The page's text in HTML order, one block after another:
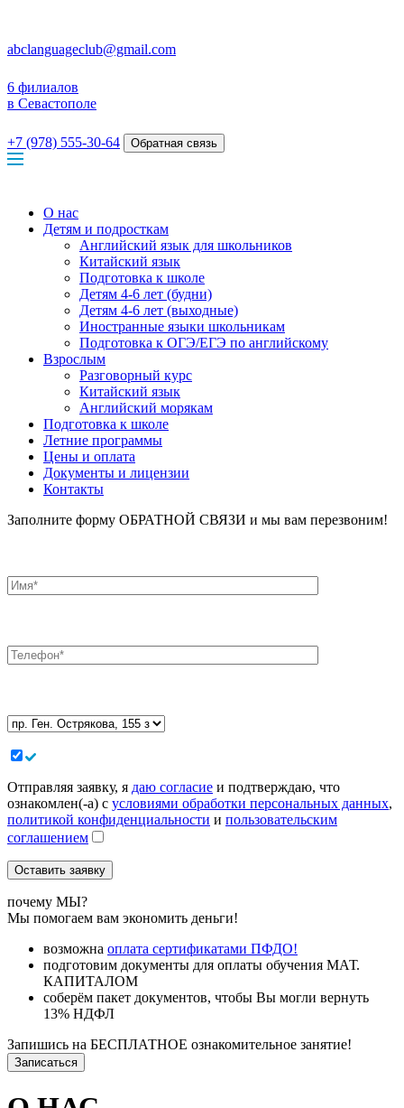
abclanguageclub@gmail.com
6 филиалов
в Севастополе
+7 (978) 555-30-64 Обратная связь
О нас
Детям и подросткам
Английский язык для школьников
Китайский язык
Подготовка к школе
Детям 4-6 лет (будни)
Детям 4-6 лет (выходные)
Иностранные языки школьникам
Подготовка к ОГЭ/ЕГЭ по английскому
Взрослым
Разговорный курс
Китайский язык
Английский морякам
Подготовка к школе
Летние программы
Цены и оплата
Документы и лицензии
Контакты
Заполните форму ОБРАТНОЙ СВЯЗИ и мы вам перезвоним!
Отправляя заявку, я даю согласие и подтверждаю, что
ознакомлен(-а) с условиями обработки персональных данных,
политикой конфиденциальности и пользовательским
соглашением
почему МЫ?
Мы помогаем вам экономить деньги!
возможна оплата сертификатами ПФДО!
подготовим документы для оплаты обучения МАТ.
КАПИТАЛОМ
соберём пакет документов, чтобы Вы могли вернуть
13% НДФЛ
Запишись на БЕСПЛАТНОЕ ознакомительное занятие!
Записаться